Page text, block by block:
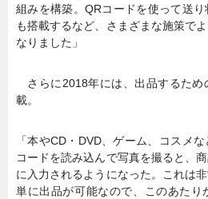
組みを構築。QRコードを使って送
も搭載するなど、さまざまな施策で
なりました」
さらに2018年には、出品するため
載。
「本やCD・DVD、ゲーム、コスメ
コードを読み込んで写真を撮ると、
に入力されるようになった。これは
単に出品が可能なので、このあたり